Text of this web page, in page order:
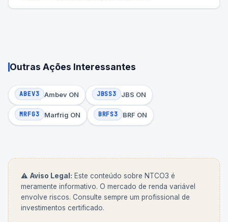
Outras Ações Interessantes
ABEV3 Ambev ON JBSS3 JBS ON
MRFG3 Marfrig ON BRFS3 BRF ON
⚠️ Aviso Legal: Este conteúdo sobre NTCO3 é
meramente informativo. O mercado de renda variável
envolve riscos. Consulte sempre um profissional de
investimentos certificado.